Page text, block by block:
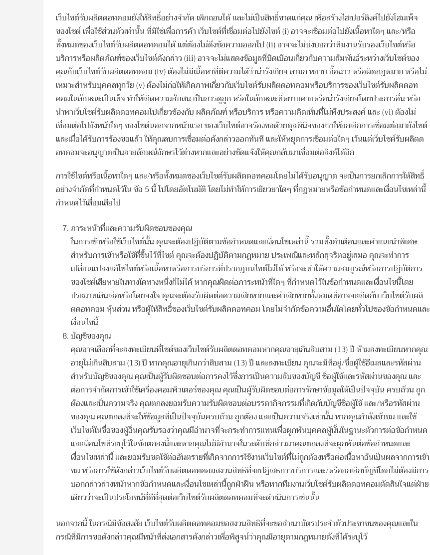
เว็บไซต์รับผลิตดอทคอมยังให้สิทธิ์อย่างจำกัด เพิกถอนได้ และไม่เป็นสิทธิ์ขาดแก่คุณ เพื่อสร้างไฮเปอร์ลิงค์ไปยังโฮมเพ็จ
ของไซต์ เพื่อใช้ส่วนตัวเท่านั้น ที่มิใช่เพื่อการค้า เว็บไซต์ที่เชื่อมต่อไปยังไซต์ (i) อาจจะเชื่อมต่อไปยังเนื้อหาใดๆ และ/หรือ
ทั้งหมดของเว็บไซต์รับผลิตดอทคอมได้ แต่ต้องไม่ดึงข้อความออกไป (ii) อาจจะไม่บ่งบอกว่าทีมงานรับรองเว็บไซต์หรือ
บริการหรือผลิตภัณฑ์ของเว็บไซต์ดังกล่าว (iii) อาจจะไม่แสดงข้อมูลที่บิดเบือนเกี่ยวกับความสัมพันธ์ระหว่างเว็บไซต์ของ
คุณกับเว็บไซต์รับผลิตดอทคอม (iv) ต้องไม่มีเนื้อหาที่ตีความได้ว่าน่ารังเกียจ ลามก หยาบ อื้อฉาว หรือผิดกฎหมาย หรือไม่
เหมาะสำหรับบุคคลทุกวัย (v) ต้องไม่ก่อให้เกิดภาพเกี่ยวกับเว็บไซต์รับผลิตดอทคอมหรือบริการของเว็บไซต์รับผลิตดอท
คอมในลักษณะเป็นเท็จ ทำให้เกิดความสับสน เป็นการดูถูก หรือในลักษณะที่หยาบคายหรือน่ารังเกียจโดยประการอื่น หรือ
นำพาเว็บไซต์รับผลิตดอทคอมไปเกี่ยวข้องกับ ผลิตภัณฑ์ หรือบริการ หรือความคิดเห็นที่ไม่พึงประสงค์ และ (vi) ต้องไม่
เชื่อมต่อไปยังหน้าใดๆ ของไซต์นอกจากหน้าแรก ของเว็บไซต์อาจร้องขอด้วยดุลพินิจของเราให้ยกเลิกการเชื่อมต่อมายังไซต์
และเมื่อได้รับการร้องขอแล้ว ให้คุณลบการเชื่อมต่อดังกล่าวออกทันที และให้หยุดการเชื่อมต่อใดๆ เว้นแต่เว็บไซต์รับผลิตด
อทคอมจะอนุญาตเป็นลายลักษณ์อักษรไว้ต่างหากและอย่างชัดแจ้งให้คุณกลับมาเชื่อมต่อลิงค์ได้อีก
การใช้ไซต์หรือเนื้อหาใดๆ และ/หรือทั้งหมดของเว็บไซต์รับผลิตดอทคอมโดยไม่ได้รับอนุญาต จะเป็นการยกเลิกการให้สิทธิ์
อย่างจำกัดที่กำหนดไว้ใน ข้อ 5 นี้ ไปโดยอัตโนมัติ โดยไม่ทำให้การเยียวยาใดๆ ที่กฎหมายหรือข้อกำหนดและเงื่อนไขเหล่านี้
กำหนดไว้เสื่อมเสียไป
ภาระหน้าที่และความรับผิดชอบของคุณ
ในการเข้าหรือใช้เว็บไซต์นั้น คุณจะต้องปฏิบัติตามข้อกำหนดและเงื่อนไขเหล่านี้ รวมทั้งคำเตือนและคำแนะนำพิเศษ
สำหรับการเข้าหรือใช้ที่ขึ้นไว้ที่ไซต์ คุณจะต้องปฏิบัติตามกฎหมาย ประเพณีและหลักสุจริตอยู่เสมอ คุณจะทำการ
เปลี่ยนแปลงแก้ไขไซต์หรือเนื้อหาหรือการบริการที่ปรากฏบนไซต์ไม่ได้ หรือจะทำให้ความสมบูรณ์หรือการปฏิบัติการ
ของไซต์เสียหายในทางใดทางหนึ่งก็ไม่ได้ หากคุณผิดต่อภาระหน้าที่ใดๆ ที่กำหนดไว้ในข้อกำหนดและเงื่อนไขนี้โดย
ประมาทเลินเล่อหรือโดยจงใจ คุณจะต้องรับผิดต่อความเสียหายและค่าเสียหายทั้งหมดที่อาจจะเกิดกับ เว็บไซต์รับผลิ
ตดอทคอม หุ้นส่วน หรือผู้ให้สิทธิ์ของเว็บไซต์รับผลิตดอทคอม โดยไม่จำกัดข้อความอื่นใดโดยทั่วไปของข้อกำหนดและ
เงื่อนไขนี้
บัญชีของคุณ
คุณอาจเลือกที่จะลงทะเบียนที่ไซต์ของเว็บไซต์รับผลิตดอทคอมหากคุณอายุเกินสิบสาม (13) ปี ห้ามลงทะเบียนหากคุณ
อายุไม่เกินสิบสาม (13) ปี หากคุณอายุเกินกว่าสิบสาม (13) ปี และลงทะเบียน คุณจะมีที่อยู่/ชื่อผู้ใช้อีเมลและรหัสผ่าน
สำหรับบัญชีของคุณ คุณเป็นผู้รับผิดชอบต่อการคงไว้ซึ่งการเป็นความลับของบัญชี ชื่อผู้ใช้และรหัสผ่านของคุณ และ
ต่อการจำกัดการเข้าใช้เครื่องคอมพิวเตอร์ของคุณ คุณเป็นผู้รับผิดชอบต่อการรักษาข้อมูลให้เป็นปัจจุบัน ครบถ้วน ถูก
ต้องและเป็นความจริง คุณตกลงยอมรับความรับผิดชอบต่อบรรดากิจกรรมที่เกิดกับบัญชีชื่อผู้ใช้ และ/หรือรหัสผ่าน
ของคุณ คุณตกลงที่จะให้ข้อมูลที่เป็นปัจจุบันครบถ้วน ถูกต้อง และเป็นความจริงเท่านั้น หากคุณกำลังเข้าชม และใช้
เว็บไซต์ในชื่อของผู้อื่นคุณรับรองว่าคุณมีอำนาจที่จะกระทำการแทนเพื่อผูกพันบุคคลผู้นั้นในฐานะตัวการต่อข้อกำหนด
และเงื่อนไขที่ระบุไว้ในข้อตกลงนี้และหากคุณไม่มีอำนาจในระดับที่กล่าวมาคุณตกลงที่จะผูกพันต่อข้อกำหนดและ
เงื่อนไขเหล่านี้ และยอมรับชดใช้ต่ออันตรายที่เกิดจากการใช้งานเว็บไซต์ที่ไม่ถูกต้องหรือต่อเนื้อหาอันเป็นผลจากการเข้า
ชม หรือการใช้ดังกล่าวเว็บไซต์รับผลิตดอทคอมสงวนสิทธิที่จะปฏิเสธการบริการและ/หรือยกเลิกบัญชีโดยไม่ต้องมีการ
บอกกล่าวล่วงหน้าหากข้อกำหนดและเงื่อนไขเหล่านี้ถูกฝ่าฝืน หรือหากทีมงานเว็บไซต์รับผลิตดอทคอมตัดสินใจแต่ฝ่าย
เดียวว่าจะเป็นประโยชน์ที่ดีที่สุดต่อเว็บไซต์รับผลิตดอทคอมที่จะดำเนินการเช่นนั้น
นอกจากนี้ ในกรณีมีข้อสงสัย เว็บไซต์รับผลิตดอทคอมขอสงวนสิทธิที่จะขอสำเนาบัตรประจำตัวประชาชนของคุณและใน
กรณีที่มีการขอดังกล่าวคุณมีหน้าที่ส่งเอกสารดังกล่าวเพื่อพิสูจน์ว่าคุณมีอายุตามกฎหมายดังที่ได้ระบุไว้